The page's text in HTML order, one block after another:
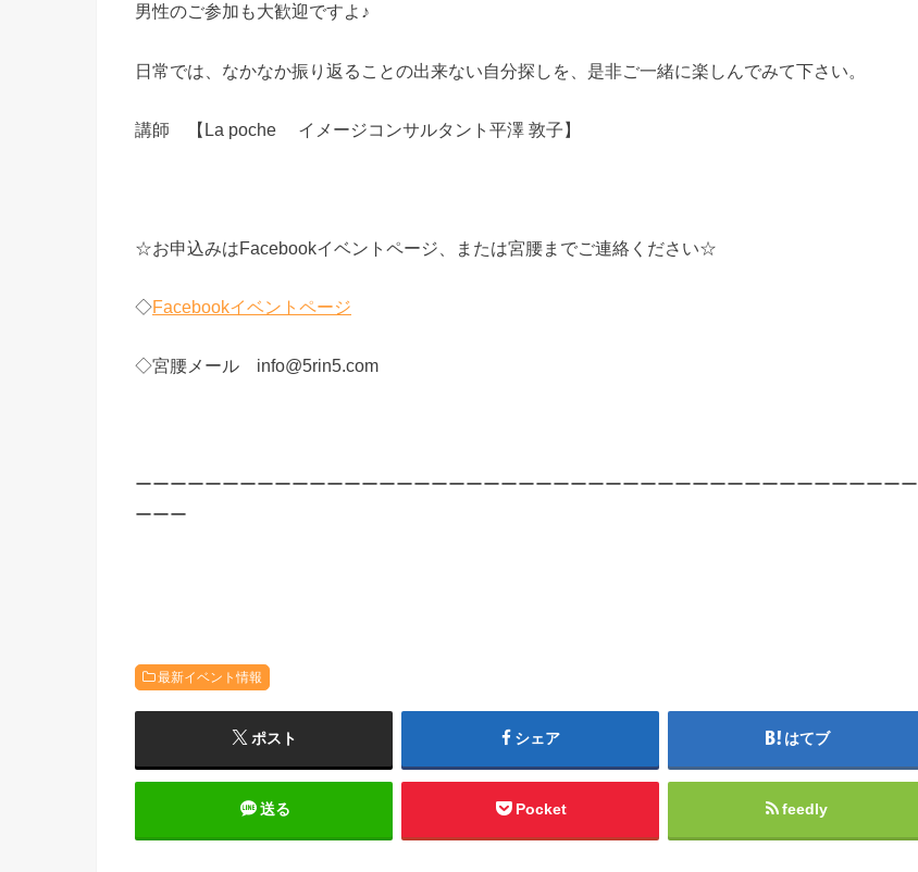
男性のご参加も大歓迎ですよ♪
日常では、なかなか振り返ることの出来ない自分探しを、是非ご一緒に楽しんでみて下さい。
講師 【La poche イメージコンサルタント平澤 敦子】
☆お申込みはFacebookイベントページ、または宮腰までご連絡ください☆
◇Facebookイベントページ
◇宮腰メール info@5rin5.com
ーーーーーーーーーーーーーーーーーーーーーーーーーーーーーーーーーーーーーーーーーーーーー
ーーー
最新イベント情報
ポスト シェア はてブ
送る Pocket feedly